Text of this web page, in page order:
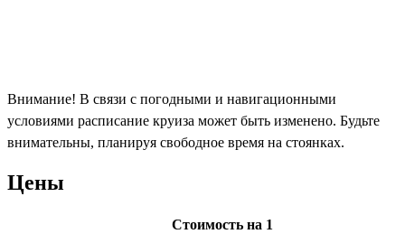
Внимание! В связи с погодными и навигационными
условиями расписание круиза может быть изменено. Будьте
внимательны, планируя свободное время на стоянках.
Цены
Стоимость на 1